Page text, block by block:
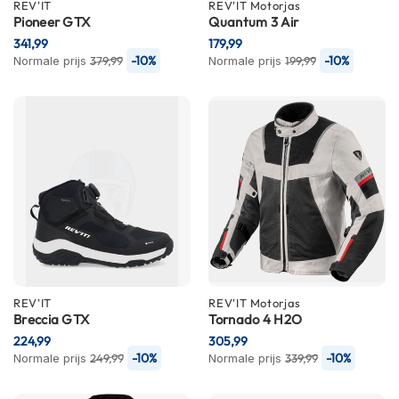
P
i
l
o
n
P
o
c
k
h
REV'IT
Pioneer GTX
Normale prijs 379,99 -10%
341,99
REV'IT Motorjas
Quantum 3 Air
Normale prijs 199,99 -10%
179,99
REV'IT
Breccia GTX
Normale prijs 249,99 -10%
224,99
REV'IT Motorjas
Tornado 4 H2O
Normale prijs 339,99 -10%
305,99